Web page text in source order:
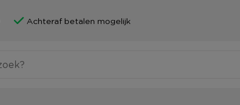
Achteraf betalen mogelijk